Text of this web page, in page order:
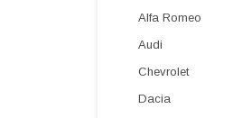
Alfa Romeo
Audi
Chevrolet
Dacia